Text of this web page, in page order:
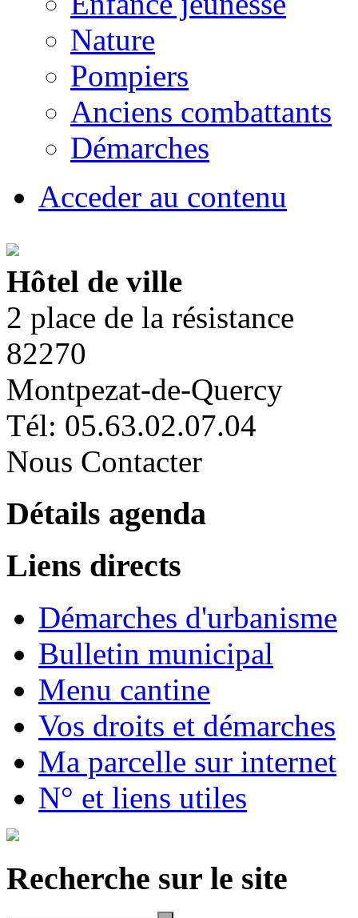
Nature
Pompiers
Anciens combattants
Démarches
Acceder au contenu
Hôtel de ville
2 place de la résistance
82270
Montpezat-de-Quercy
Tél: 05.63.02.07.04
Nous Contacter
Détails agenda
Liens directs
Démarches d'urbanisme
Bulletin municipal
Menu cantine
Vos droits et démarches
Ma parcelle sur internet
N° et liens utiles
Recherche sur le site